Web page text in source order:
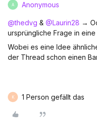
A Anonymous
@thedvg & @Laurin28 →
ursprüngliche Frage in
Wobei es eine Idee
der Thread schon einen
K 1 Person gefällt das